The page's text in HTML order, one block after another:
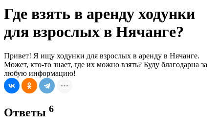
Где взять в аренду ходунки
для взрослых в Нячанге?
Привет! Я ищу ходунки для взрослых в аренду в Нячанге.
Может, кто-то знает, где их можно взять? Буду благодарна за
любую информацию!
Ответы 6